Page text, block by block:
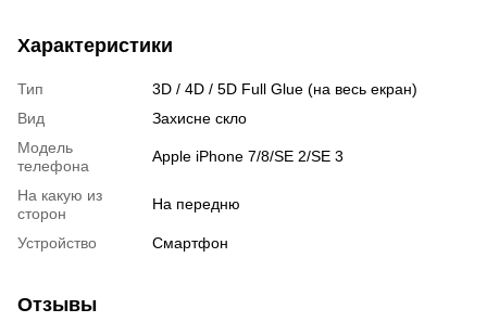
Характеристики
Тип
3D / 4D / 5D Full Glue (на весь екран)
Вид
Захисне скло
Модель
телефона
Apple iPhone 7/8/SE 2/SE 3
На какую из
сторон
На передню
Устройство Смартфон
Отзывы